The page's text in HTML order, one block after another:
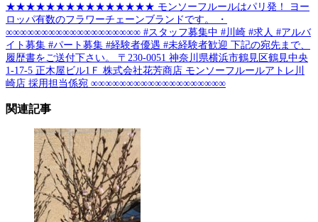
★★★★★★★★★★★★★★★ モンソーフルールはパリ発！ ヨー
ロッパ有数のフラワーチェーンブランドです。 ・
∞∞∞∞∞∞∞∞∞∞∞∞∞∞∞∞∞∞∞ #スタッフ募集中 #川崎 #求人 #アルバ
イト募集 #パート募集 #経験者優遇 #未経験者歓迎 下記の宛先まで、
履歴書をご送付下さい。 〒230-0051 神奈川県横浜市鶴見区鶴見中央
1-17-5 正木屋ビル1Ｆ 株式会社花芳商店 モンソーフルールアトレ川
崎店 採用担当係宛 ∞∞∞∞∞∞∞∞∞∞∞∞∞∞∞∞∞∞∞
関連記事